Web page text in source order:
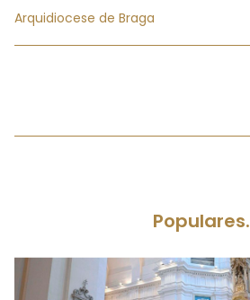
Arquidiocese de Braga
Populares.